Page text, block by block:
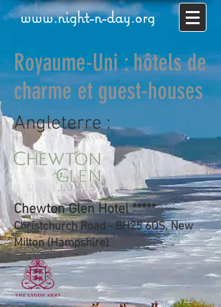
www.night-n-day.org
Royaume-Uni : hôtels de
charme et guest-houses
Angleterre :
Chewton Glen Hotel *****
Christchurch Road - BH25 6QS, New
Milton (Hampshire)